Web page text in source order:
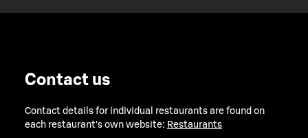
Contact us
Contact details for individual restaurants are found on
each restaurant's own website: Restaurants